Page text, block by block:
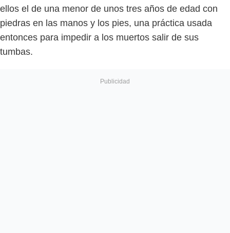
ellos el de una menor de unos tres años de edad con
piedras en las manos y los pies, una práctica usada
entonces para impedir a los muertos salir de sus
tumbas.